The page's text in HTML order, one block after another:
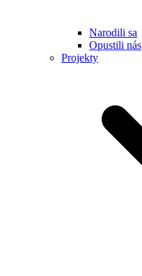
Narodili sa
Opustili nás
Projekty